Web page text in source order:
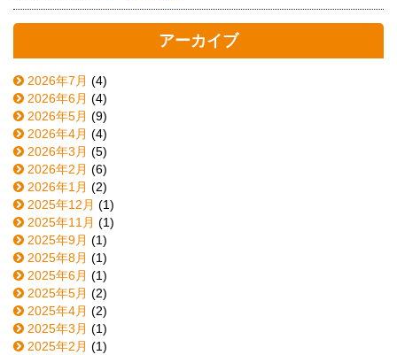
アーカイブ
2026年7月 (4)
2026年6月 (4)
2026年5月 (9)
2026年4月 (4)
2026年3月 (5)
2026年2月 (6)
2026年1月 (2)
2025年12月 (1)
2025年11月 (1)
2025年9月 (1)
2025年8月 (1)
2025年6月 (1)
2025年5月 (2)
2025年4月 (2)
2025年3月 (1)
2025年2月 (1)